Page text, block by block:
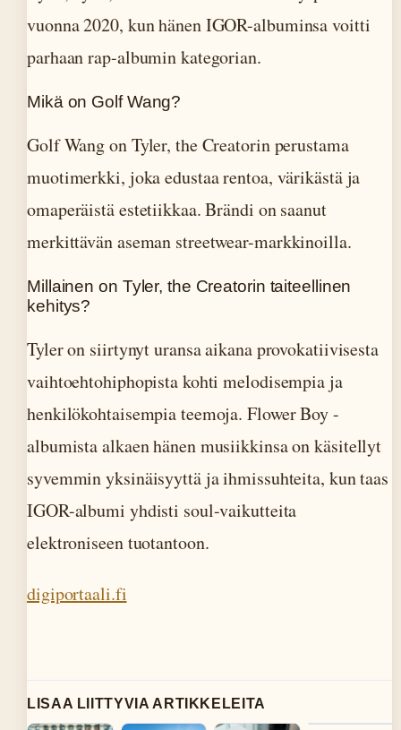
vuonna 2020, kun hänen IGOR-albuminsa voitti
parhaan rap-albumin kategorian.
Mikä on Golf Wang?
Golf Wang on Tyler, the Creatorin perustama
muotimerkki, joka edustaa rentoa, värikästä ja
omaperäistä estetiikkaa. Brändi on saanut
merkittävän aseman streetwear-markkinoilla.
Millainen on Tyler, the Creatorin taiteellinen
kehitys?
Tyler on siirtynyt uransa aikana provokatiivisesta
vaihtoehtohiphopista kohti melodisempia ja
henkilökohtaisempia teemoja. Flower Boy -
albumista alkaen hänen musiikkinsa on käsitellyt
syvemmin yksinäisyyttä ja ihmissuhteita, kun taas
IGOR-albumi yhdisti soul-vaikutteita
elektroniseen tuotantoon.
digiportaali.fi
LISAA LIITTYVIA ARTIKKELEITA